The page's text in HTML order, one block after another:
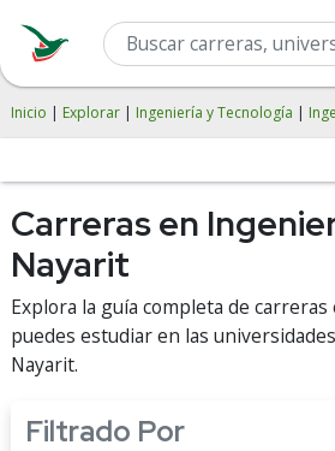
Inicio | Explorar | Ingeniería y Tecnología |
Carreras en
Nayarit
Explora la guía completa de
puedes estudiar en las
Nayarit.
Filtrado Por